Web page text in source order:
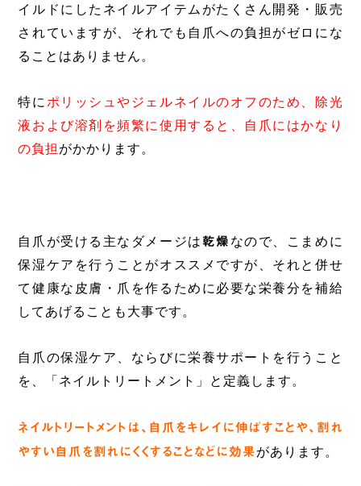
イルドにしたネイルアイテムがたくさん開発・販売
されていますが、それでも自爪への負担がゼロにな
ることはありません。
特にポリッシュやジェルネイルのオフのため、除光
液および溶剤を頻繁に使用すると、自爪にはかなり
の負担 がかかります。
自爪が受ける主なダメージは 乾燥 なので、こまめに
保湿ケアを行うことがオススメですが、それと併せ
て健康な皮膚・爪を作るために必要な栄養分を補給
してあげることも大事です。
自爪の保湿ケア、ならびに栄養サポートを行うこと
を、「ネイルトリートメント」と定義します。
ネイルトリートメントは、自爪をキレイに伸ばすことや、割れ
やすい自爪を割れにくくすることなどに効果があります。